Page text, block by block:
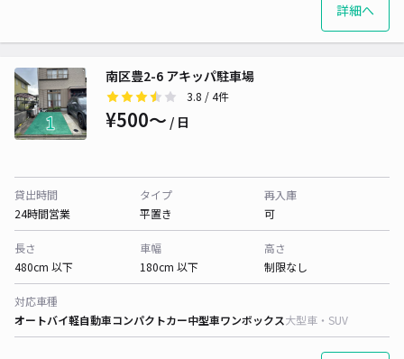
詳細へ
南区豊2-6 アキッパ駐車場
3.8 / 4件
¥500〜 / 日
貸出時間
24時間営業
タイプ
平置き
再入庫
可
長さ
480cm 以下
車幅
180cm 以下
高さ
制限なし
対応車種
オートバイ軽自動車コンパクトカー中型車ワンボックス大型車・SUV